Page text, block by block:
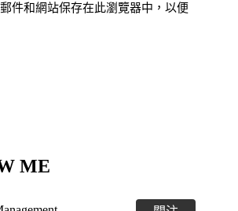
件和網站保存在此瀏覽器中，以便
ME